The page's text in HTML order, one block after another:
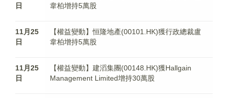
日
韋柏增持5萬股
11月25
日
【權益變動】恒隆地產(00101.HK)獲行政總裁盧
韋柏增持5萬股
11月25
日
【權益變動】建滔集團(00148.HK)獲Hallgain
Management Limited增持30萬股